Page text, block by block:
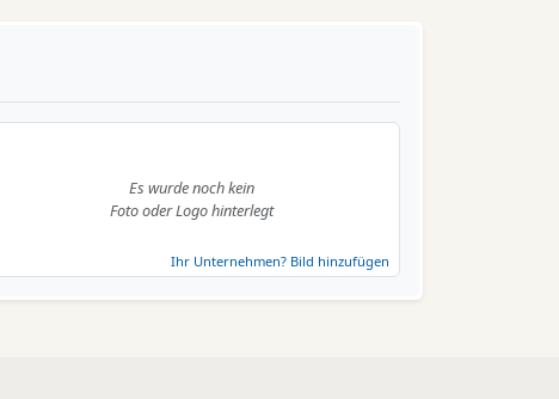
Es wurde noch kein
Foto oder Logo hinterlegt
Ihr Unternehmen? Bild hinzufügen